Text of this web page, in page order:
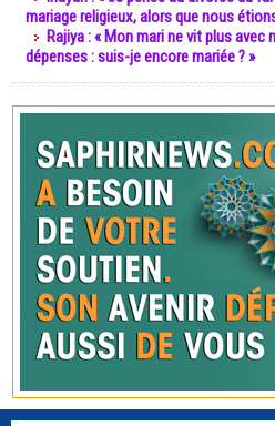
mariage religieux, alors que nous
Rajiya : « Mon mari ne vit plus avec
dépenses : suis-je encore mariée ? »